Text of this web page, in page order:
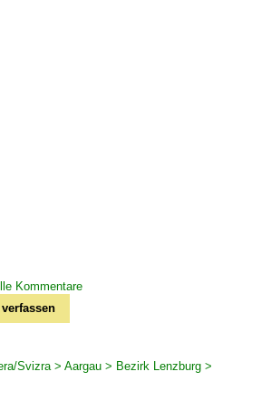
Kommentare
Svizra > Aargau > Bezirk Lenzburg >